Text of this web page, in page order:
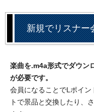
新規でリスナー
楽曲を.m4a形式でダウン
が必要です。
会員になることでLポイ
トで景品と交換したり、